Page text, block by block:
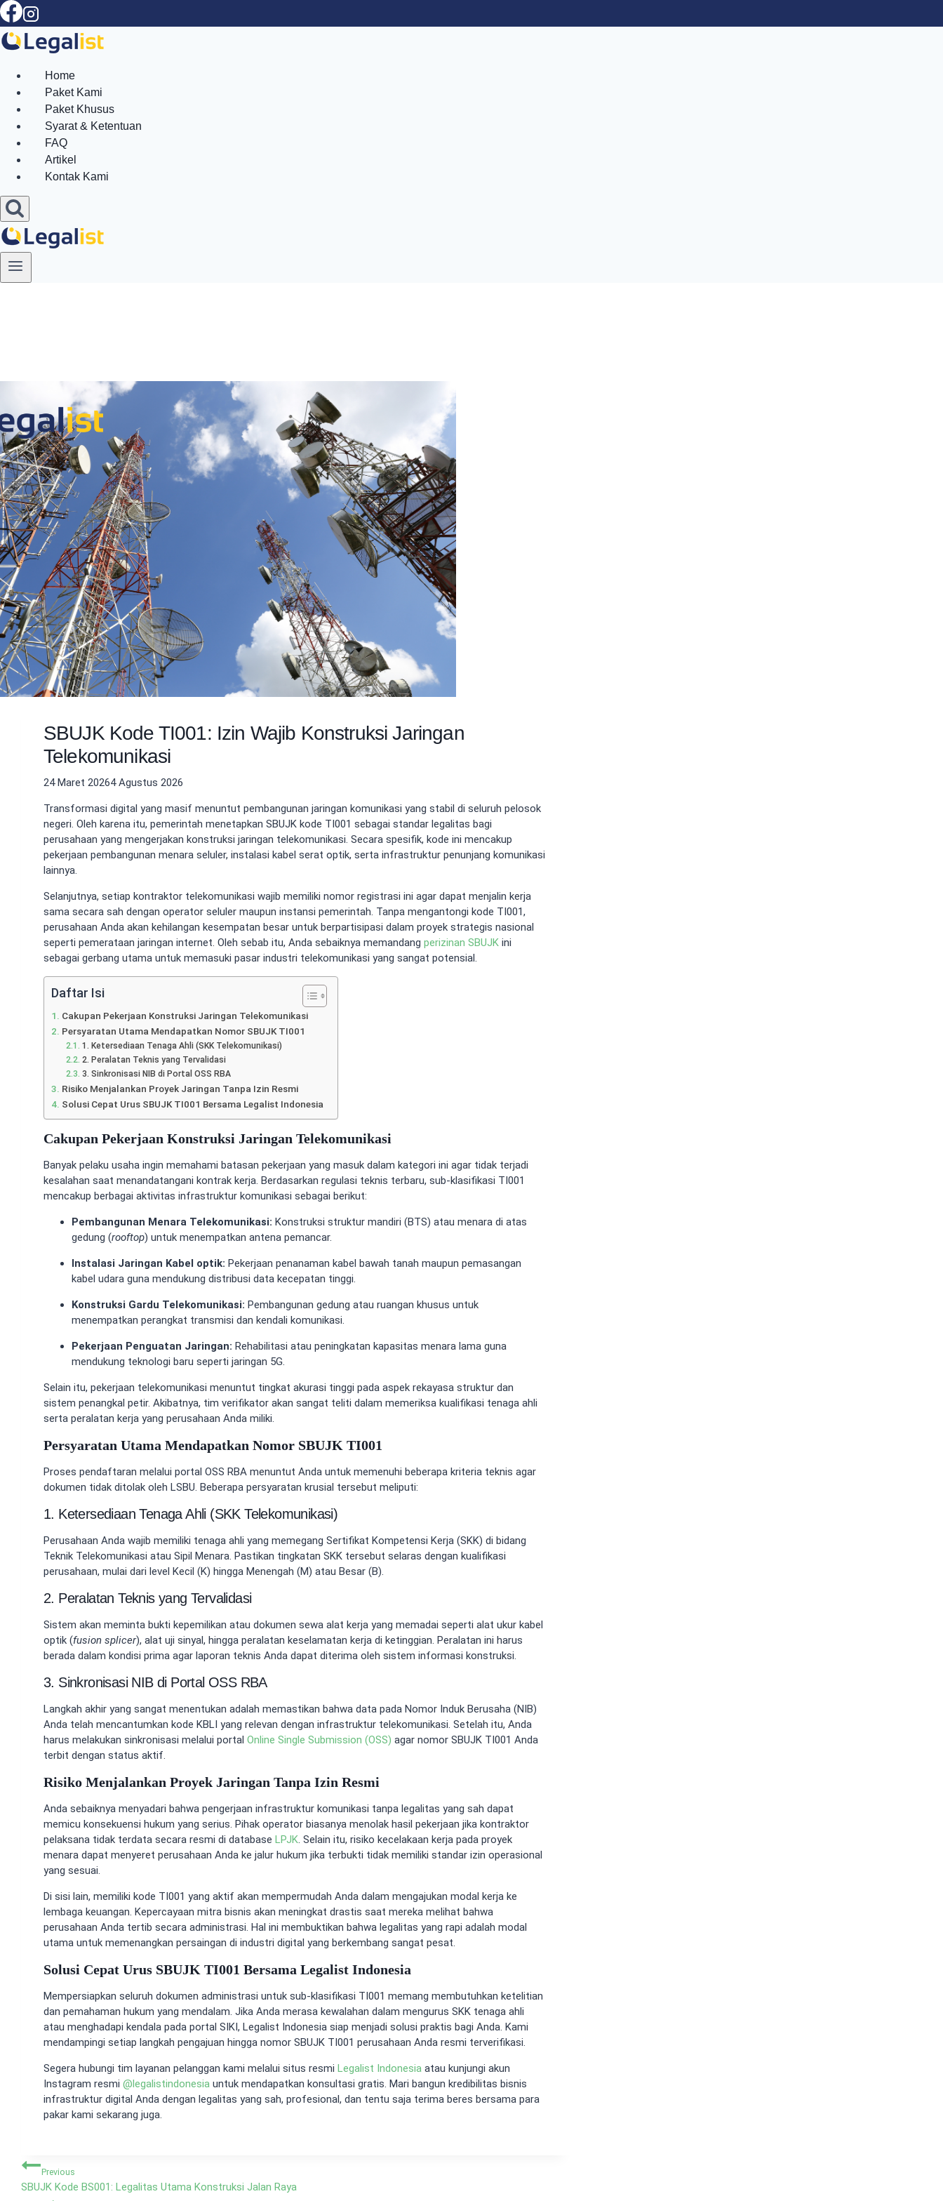
Skip
to
content
Home
Paket Kami
Paket Khusus
Syarat & Ketentuan
FAQ
Artikel
Kontak Kami
SBUJK Kode TI001: Izin Wajib Konstruksi Jaringan
Telekomunikasi
24 Maret 20264 Agustus 2026
Transformasi digital yang masif menuntut pembangunan jaringan komunikasi yang stabil di seluruh pelosok
negeri. Oleh karena itu, pemerintah menetapkan SBUJK kode TI001 sebagai standar legalitas bagi
perusahaan yang mengerjakan konstruksi jaringan telekomunikasi. Secara spesifik, kode ini mencakup
pekerjaan pembangunan menara seluler, instalasi kabel serat optik, serta infrastruktur penunjang komunikasi
lainnya.
Selanjutnya, setiap kontraktor telekomunikasi wajib memiliki nomor registrasi ini agar dapat menjalin kerja
sama secara sah dengan operator seluler maupun instansi pemerintah. Tanpa mengantongi kode TI001,
perusahaan Anda akan kehilangan kesempatan besar untuk berpartisipasi dalam proyek strategis nasional
seperti pemerataan jaringan internet. Oleh sebab itu, Anda sebaiknya memandang perizinan SBUJK ini
sebagai gerbang utama untuk memasuki pasar industri telekomunikasi yang sangat potensial.
Daftar Isi
Cakupan Pekerjaan Konstruksi Jaringan Telekomunikasi
Persyaratan Utama Mendapatkan Nomor SBUJK TI001
1. Ketersediaan Tenaga Ahli (SKK Telekomunikasi)
2. Peralatan Teknis yang Tervalidasi
3. Sinkronisasi NIB di Portal OSS RBA
Risiko Menjalankan Proyek Jaringan Tanpa Izin Resmi
Solusi Cepat Urus SBUJK TI001 Bersama Legalist Indonesia
Cakupan Pekerjaan Konstruksi Jaringan Telekomunikasi
Banyak pelaku usaha ingin memahami batasan pekerjaan yang masuk dalam kategori ini agar tidak terjadi
kesalahan saat menandatangani kontrak kerja. Berdasarkan regulasi teknis terbaru, sub-klasifikasi TI001
mencakup berbagai aktivitas infrastruktur komunikasi sebagai berikut:
Pembangunan Menara Telekomunikasi: Konstruksi struktur mandiri (BTS) atau menara di atas
gedung (rooftop) untuk menempatkan antena pemancar.
Instalasi Jaringan Kabel optik: Pekerjaan penanaman kabel bawah tanah maupun pemasangan
kabel udara guna mendukung distribusi data kecepatan tinggi.
Konstruksi Gardu Telekomunikasi: Pembangunan gedung atau ruangan khusus untuk
menempatkan perangkat transmisi dan kendali komunikasi.
Pekerjaan Penguatan Jaringan: Rehabilitasi atau peningkatan kapasitas menara lama guna
mendukung teknologi baru seperti jaringan 5G.
Selain itu, pekerjaan telekomunikasi menuntut tingkat akurasi tinggi pada aspek rekayasa struktur dan
sistem penangkal petir. Akibatnya, tim verifikator akan sangat teliti dalam memeriksa kualifikasi tenaga ahli
serta peralatan kerja yang perusahaan Anda miliki.
Persyaratan Utama Mendapatkan Nomor SBUJK TI001
Proses pendaftaran melalui portal OSS RBA menuntut Anda untuk memenuhi beberapa kriteria teknis agar
dokumen tidak ditolak oleh LSBU. Beberapa persyaratan krusial tersebut meliputi:
1. Ketersediaan Tenaga Ahli (SKK Telekomunikasi)
Perusahaan Anda wajib memiliki tenaga ahli yang memegang Sertifikat Kompetensi Kerja (SKK) di bidang
Teknik Telekomunikasi atau Sipil Menara. Pastikan tingkatan SKK tersebut selaras dengan kualifikasi
perusahaan, mulai dari level Kecil (K) hingga Menengah (M) atau Besar (B).
2. Peralatan Teknis yang Tervalidasi
Sistem akan meminta bukti kepemilikan atau dokumen sewa alat kerja yang memadai seperti alat ukur kabel
optik (fusion splicer), alat uji sinyal, hingga peralatan keselamatan kerja di ketinggian. Peralatan ini harus
berada dalam kondisi prima agar laporan teknis Anda dapat diterima oleh sistem informasi konstruksi.
3. Sinkronisasi NIB di Portal OSS RBA
Langkah akhir yang sangat menentukan adalah memastikan bahwa data pada Nomor Induk Berusaha (NIB)
Anda telah mencantumkan kode KBLI yang relevan dengan infrastruktur telekomunikasi. Setelah itu, Anda
harus melakukan sinkronisasi melalui portal Online Single Submission (OSS) agar nomor SBUJK TI001 Anda
terbit dengan status aktif.
Risiko Menjalankan Proyek Jaringan Tanpa Izin Resmi
Anda sebaiknya menyadari bahwa pengerjaan infrastruktur komunikasi tanpa legalitas yang sah dapat
memicu konsekuensi hukum yang serius. Pihak operator biasanya menolak hasil pekerjaan jika kontraktor
pelaksana tidak terdata secara resmi di database LPJK. Selain itu, risiko kecelakaan kerja pada proyek
menara dapat menyeret perusahaan Anda ke jalur hukum jika terbukti tidak memiliki standar izin operasional
yang sesuai.
Di sisi lain, memiliki kode TI001 yang aktif akan mempermudah Anda dalam mengajukan modal kerja ke
lembaga keuangan. Kepercayaan mitra bisnis akan meningkat drastis saat mereka melihat bahwa
perusahaan Anda tertib secara administrasi. Hal ini membuktikan bahwa legalitas yang rapi adalah modal
utama untuk memenangkan persaingan di industri digital yang berkembang sangat pesat.
Solusi Cepat Urus SBUJK TI001 Bersama Legalist Indonesia
Mempersiapkan seluruh dokumen administrasi untuk sub-klasifikasi TI001 memang membutuhkan ketelitian
dan pemahaman hukum yang mendalam. Jika Anda merasa kewalahan dalam mengurus SKK tenaga ahli
atau menghadapi kendala pada portal SIKI, Legalist Indonesia siap menjadi solusi praktis bagi Anda. Kami
mendampingi setiap langkah pengajuan hingga nomor SBUJK TI001 perusahaan Anda resmi terverifikasi.
Segera hubungi tim layanan pelanggan kami melalui situs resmi Legalist Indonesia atau kunjungi akun
Instagram resmi @legalistindonesia untuk mendapatkan konsultasi gratis. Mari bangun kredibilitas bisnis
infrastruktur digital Anda dengan legalitas yang sah, profesional, dan tentu saja terima beres bersama para
pakar kami sekarang juga.
Navigasi
pos
Previous
SBUJK Kode BS001: Legalitas Utama Konstruksi Jalan Raya